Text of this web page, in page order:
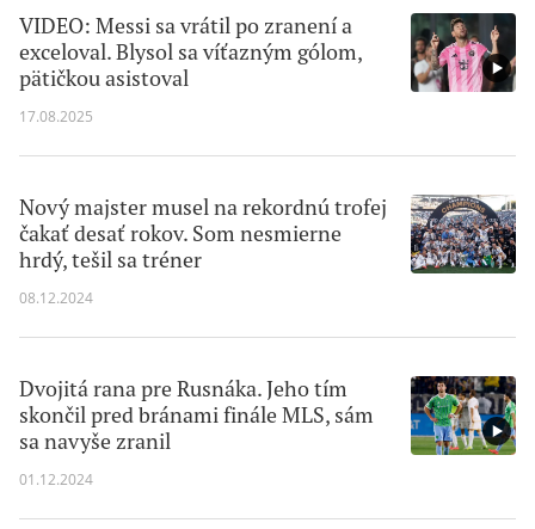
VIDEO: Messi sa vrátil po zranení a
exceloval. Blysol sa víťazným gólom,
pätičkou asistoval
17.08.2025
Nový majster musel na rekordnú trofej
čakať desať rokov. Som nesmierne
hrdý, tešil sa tréner
08.12.2024
Dvojitá rana pre Rusnáka. Jeho tím
skončil pred bránami finále MLS, sám
sa navyše zranil
01.12.2024